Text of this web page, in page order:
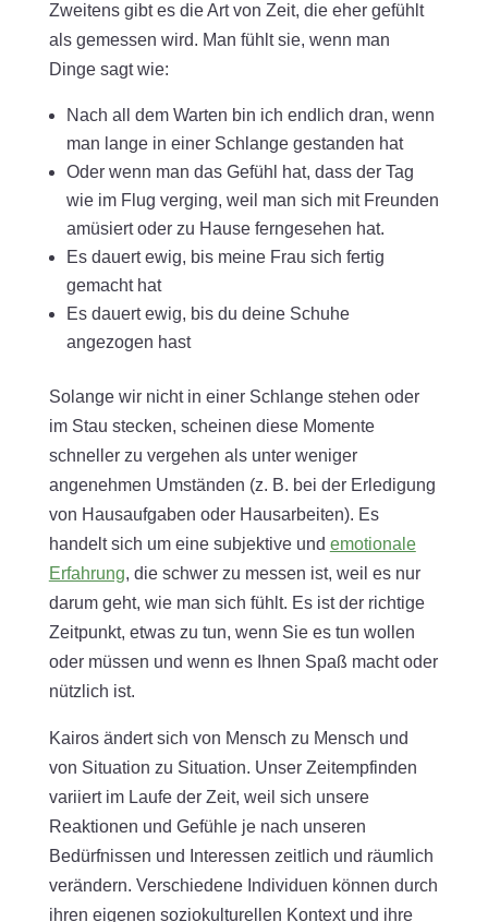
Zweitens gibt es die Art von Zeit, die eher gefühlt
als gemessen wird. Man fühlt sie, wenn man
Dinge sagt wie:
Nach all dem Warten bin ich endlich dran, wenn
man lange in einer Schlange gestanden hat
Oder wenn man das Gefühl hat, dass der Tag
wie im Flug verging, weil man sich mit Freunden
amüsiert oder zu Hause ferngesehen hat.
Es dauert ewig, bis meine Frau sich fertig
gemacht hat
Es dauert ewig, bis du deine Schuhe
angezogen hast
Solange wir nicht in einer Schlange stehen oder
im Stau stecken, scheinen diese Momente
schneller zu vergehen als unter weniger
angenehmen Umständen (z. B. bei der Erledigung
von Hausaufgaben oder Hausarbeiten). Es
handelt sich um eine subjektive und emotionale
Erfahrung, die schwer zu messen ist, weil es nur
darum geht, wie man sich fühlt. Es ist der richtige
Zeitpunkt, etwas zu tun, wenn Sie es tun wollen
oder müssen und wenn es Ihnen Spaß macht oder
nützlich ist.
Kairos ändert sich von Mensch zu Mensch und
von Situation zu Situation. Unser Zeitempfinden
variiert im Laufe der Zeit, weil sich unsere
Reaktionen und Gefühle je nach unseren
Bedürfnissen und Interessen zeitlich und räumlich
verändern. Verschiedene Individuen können durch
ihren eigenen soziokulturellen Kontext und ihre